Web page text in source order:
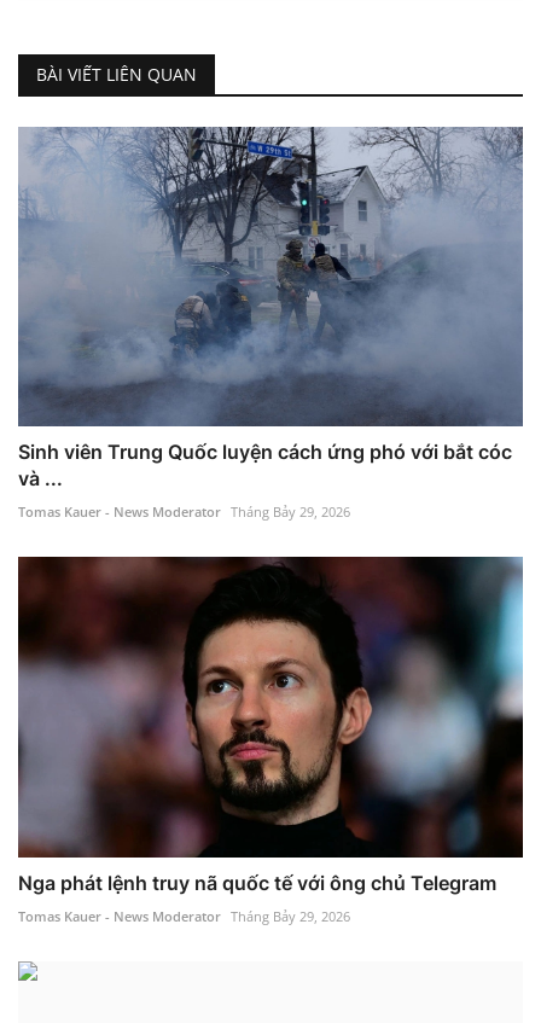
BÀI VIẾT LIÊN QUAN
Sinh viên Trung Quốc luyện cách ứng phó với bắt cóc
và ...
Tomas Kauer - News Moderator Tháng Bảy 29, 2026
Nga phát lệnh truy nã quốc tế với ông chủ Telegram
Tomas Kauer - News Moderator Tháng Bảy 29, 2026